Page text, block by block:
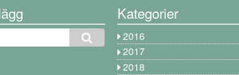
Kategorier
2016
2017
2018